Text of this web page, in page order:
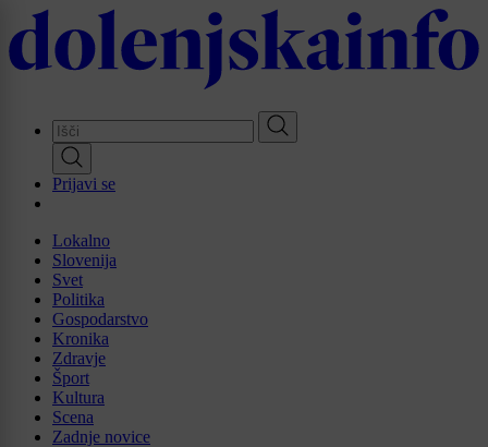
Skip
to
main
Prijavi se
Lokalno
Slovenija
Svet
Politika
Gospodarstvo
Kronika
Zdravje
Šport
Kultura
Scena
Zadnje novice